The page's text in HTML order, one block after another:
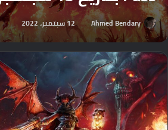
Ahmed Bendary 12 سبتمبر، 2022